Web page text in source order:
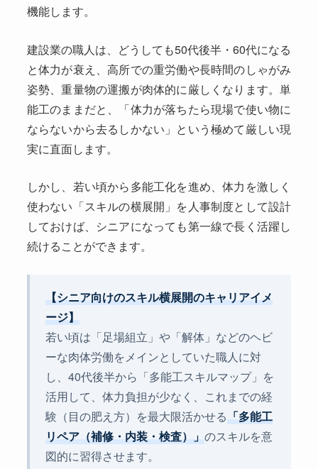
機能します。
建設業の職人は、どうしても50代後半・60代になる
と体力が衰え、高所での重労働や長時間のしゃがみ
姿勢、重量物の運搬が肉体的に厳しくなります。単
能工のままだと、「体力が落ちたら現場で使い物に
ならないから去るしかない」という極めて厳しい現
実に直面します。
しかし、若い頃から多能工化を進め、体力を激しく
使わない「スキルの横展開」を人事制度として設計
しておけば、シニアになっても第一線で長く活躍し
続けることができます。
【シニア向けのスキル横展開のキャリアイメ
ージ】
若い頃は「足場組立」や「解体」などのヘビ
ーな肉体労働をメインとしていた職人に対
し、40代後半から「多能工スキルマップ」を
活用して、体力負担が少なく、これまでの経
験（目の肥え方）を最大限活かせる 「多能工
リペア（補修・内装・検査）」 のスキルを意
図的に習得させます。